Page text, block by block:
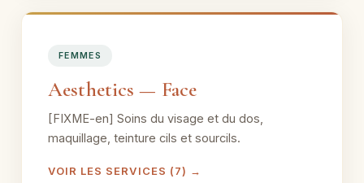
FEMMES
Aesthetics — Face
[FIXME-en] Soins du visage et du dos,
maquillage, teinture cils et sourcils.
VOIR LES SERVICES (7) →